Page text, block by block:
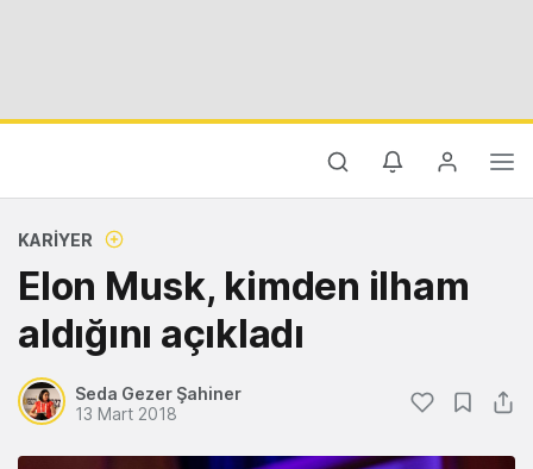
KARIYER
Elon Musk, kimden ilham
aldığını açıkladı
Seda Gezer Şahiner
13 Mart 2018